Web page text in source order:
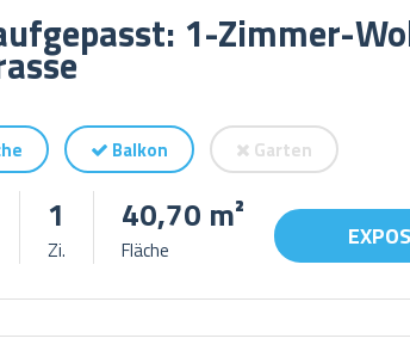
1-Zimmer-
Balkon Garten
1
Zi.
40,70 m²
Fläche